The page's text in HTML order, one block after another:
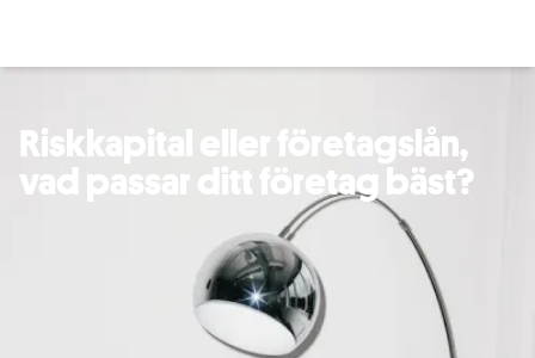
Riskkapital eller företagslån,
vad passar ditt företag bäst?